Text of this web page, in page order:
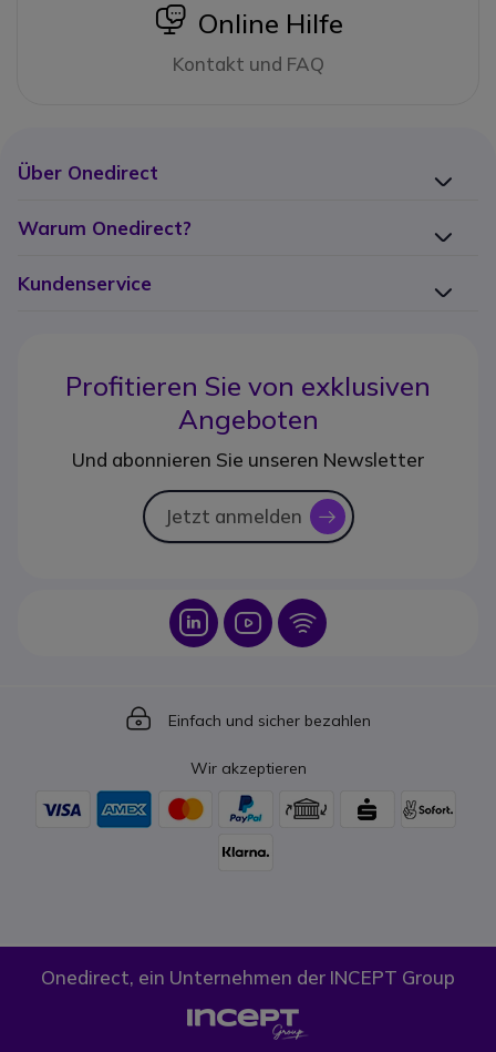
icon
Online Hilfe
Kontakt und FAQ
Über Onedirect
Warum Onedirect?
Kundenservice
Profitieren Sie von exklusiven
Angeboten
Und abonnieren Sie unseren Newsletter
Jetzt anmelden icon
Icon Icon Icon
Icon
Einfach und sicher bezahlen
Wir akzeptieren
Onedirect, ein Unternehmen der INCEPT Group